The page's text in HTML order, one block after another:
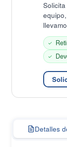
Detalles